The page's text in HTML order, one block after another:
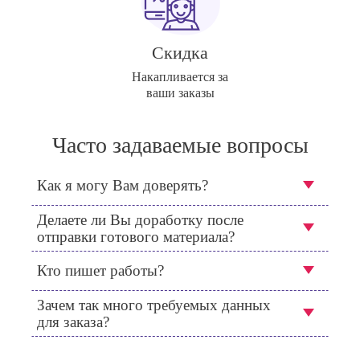
Скидка
Накапливается за
ваши заказы
Часто задаваемые вопросы
Как я могу Вам доверять?
Делаете ли Вы доработку после
отправки готового материала?
Кто пишет работы?
Зачем так много требуемых данных
для заказа?